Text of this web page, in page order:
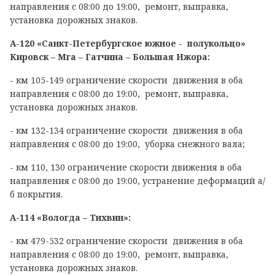
направления с 08:00 до 19:00, ремонт, выправка,
установка дорожных знаков.
А-120 «Санкт-Петербургское южное - полукольцо»
Кировск – Мга – Гатчина – Большая Ижора:
- км 105-149 ограничение скорости движения в оба
направления с 08:00 до 19:00, ремонт, выправка,
установка дорожных знаков.
- км 132-134 ограничение скорости движения в оба
направления с 08:00 до 19:00, уборка снежного вала;
- км 110, 130 ограничение скорости движения в оба
направления с 08:00 до 19:00, устранение деформаций а/
б покрытия.
А-114 «Вологда – Тихвин»:
- км 479-532 ограничение скорости движения в оба
направления с 08:00 до 19:00, ремонт, выправка,
установка дорожных знаков.